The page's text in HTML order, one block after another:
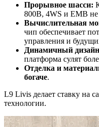
Прорывное шасси:
800В, 4WS и EMB не
Вычислительная
чип обеспечивает
управления и
Динамичный
платформа сулят
Отделка и
богаче.
L9 Livis делает ставку на
технологии.